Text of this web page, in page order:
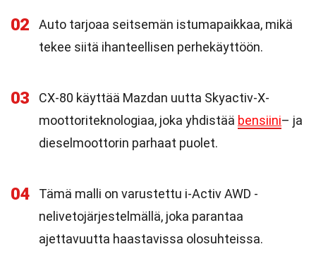
02
Auto tarjoaa seitsemän istumapaikkaa, mikä
tekee siitä ihanteellisen perhekäyttöön.
03
CX-80 käyttää Mazdan uutta Skyactiv-X-
moottoriteknologiaa, joka yhdistää bensiini– ja
dieselmoottorin parhaat puolet.
04
Tämä malli on varustettu i-Activ AWD -
nelivetojärjestelmällä, joka parantaa
ajettavuutta haastavissa olosuhteissa.